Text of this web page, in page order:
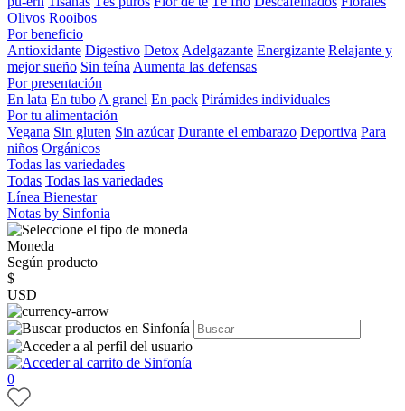
Olivos Rooibos
Por beneficio
Antioxidante Digestivo Detox Adelgazante Energizante Relajante y
mejor sueño Sin teína Aumenta las defensas
Por presentación
En lata En tubo A granel En pack Pirámides individuales
Por tu alimentación
Vegana Sin gluten Sin azúcar Durante el embarazo Deportiva Para
niños Orgánicos
Todas las variedades
Todas Todas las variedades
Línea Bienestar
Notas by Sinfonia
Moneda
Según producto
$
USD
0